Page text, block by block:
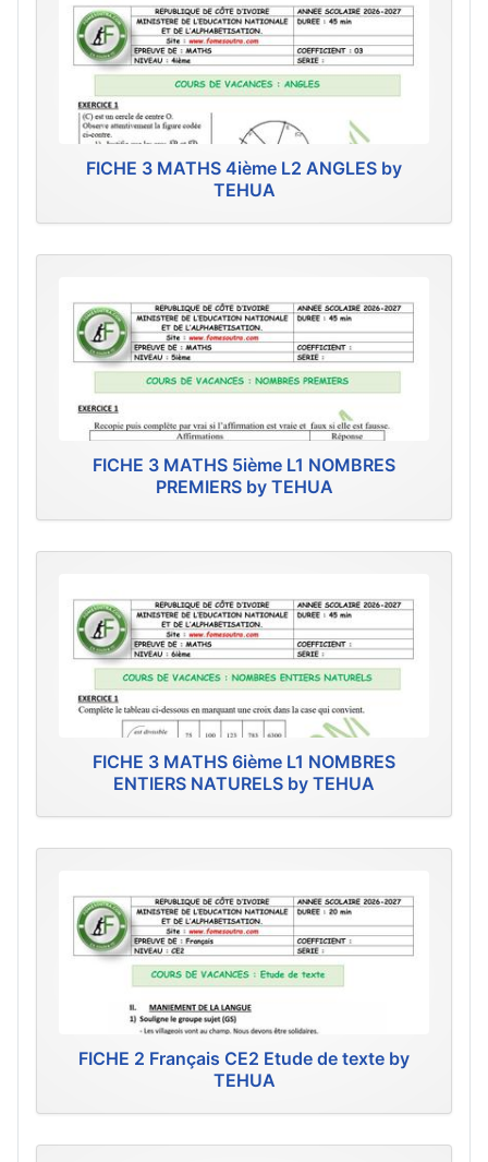
FICHE 3 MATHS 4ième L2 ANGLES by
TEHUA
FICHE 3 MATHS 5ième L1 NOMBRES
PREMIERS by TEHUA
FICHE 3 MATHS 6ième L1 NOMBRES
ENTIERS NATURELS by TEHUA
FICHE 2 Français CE2 Etude de texte by
TEHUA